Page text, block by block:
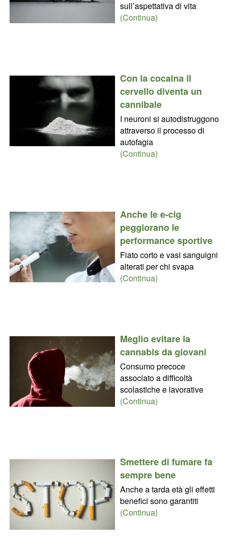
sull’aspettativa di vita
(Continua)
Con la cocaina il
cervello diventa un
cannibale
I neuroni si autodistruggono
attraverso il processo di
autofagia
(Continua)
Anche le e-cig
peggiorano le
performance sportive
Fiato corto e vasi sanguigni
alterati per chi svapa
(Continua)
Meglio evitare la
cannabis da giovani
Consumo precoce
associato a difficoltà
scolastiche e lavorative
(Continua)
Smettere di fumare fa
sempre bene
Anche a tarda età gli effetti
benefici sono garantiti
(Continua)